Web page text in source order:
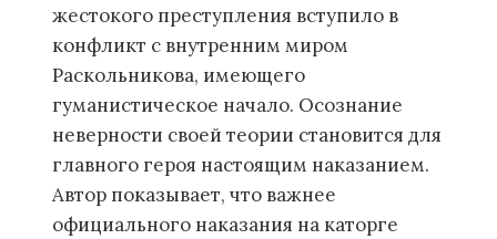
жестокого преступления вступило в
конфликт с внутренним миром
Раскольникова, имеющего
гуманистическое начало. Осознание
неверности своей теории становится для
главного героя настоящим наказанием.
Автор показывает, что важнее
официального наказания на каторге